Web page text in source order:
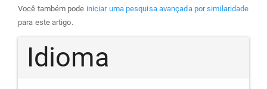
Você também pode iniciar uma pesquisa avançada por similaridade
para este artigo.
Idioma